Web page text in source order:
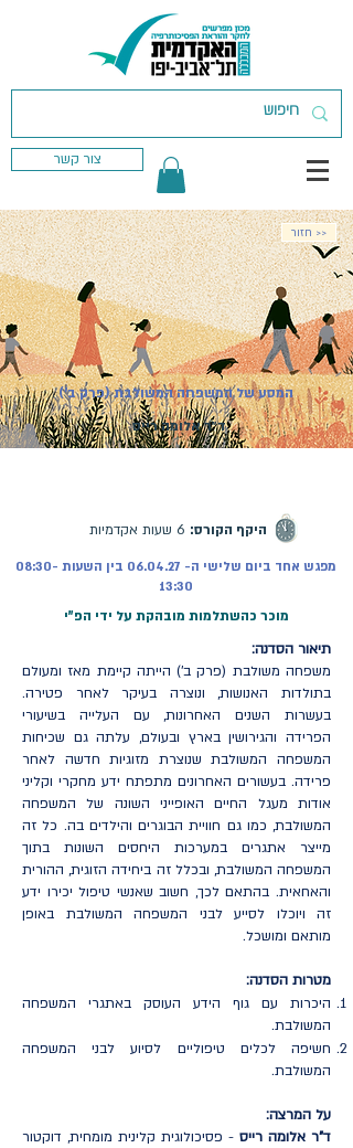
צור קשר
חזור >>
המסע של המשפחה המשולבת (פרק ב')
ד״ר אלומה רייס
היקף הקורס: 6 שעות אקדמיות
מפגש אחד ביום שלישי ה- 06.04.27 בין השעות 08:30-
13:30
מוכר כהשתלמות מובהקת על ידי הפ"י
תיאור הסדנה:
משפחה משולבת (פרק ב') הייתה קיימת מאז ומעולם
בתולדות האנושות, ונוצרה בעיקר לאחר פטירה.
בעשרות השנים האחרונות, עם העלייה בשיעורי
הפרידה והגירושין בארץ ובעולם, עלתה גם שכיחות
המשפחה המשולבת שנוצרת מזוגיות חדשה לאחר
פרידה. בעשורים האחרונים מתפתח ידע מחקרי וקליני
אודות מעגל החיים האופייני השונה של המשפחה
המשולבת, כמו גם חוויית הבוגרים והילדים בה. כל זה
מייצר אתגרים במערכות היחסים השונות בתוך
המשפחה המשולבת, ובכלל זה ביחידה הזוגית, ההורית
והאחאית. בהתאם לכך, חשוב שאנשי טיפול יכירו ידע
זה ויוכלו לסייע לבני המשפחה המשולבת באופן
מותאם ומושכל.
מטרות הסדנה:
היכרות עם גוף הידע העוסק באתגרי המשפחה
המשולבת.
חשיפה לכלים טיפוליים לסיוע לבני המשפחה
המשולבת.
על המרצה:
ד"ר אלומה רייס - פסיכולוגית קלינית מומחית, דוקטור